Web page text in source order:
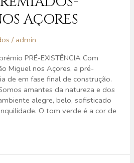
AÇORES
/ admin
PRÉ-EXISTÊNCIA Com
Miguel nos Açores, a pré-
de em fase final de construção.
amantes da natureza e dos
alegre, belo, sofisticado
O tom verde é a cor de